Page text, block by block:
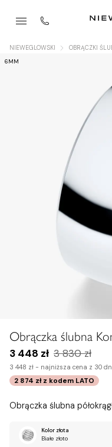
NIEWEGLOWSKI OBRĄCZKI
6MM
Obrączka ślubna
3 448 zł 3 830 zł
3 448 zł - najniższa cena z 30
2 874 zł z kodem LATO
Obrączka ślubna
Kolor złota
Białe złoto